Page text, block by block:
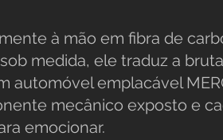
à mão em fibra de
medida, ele traduz a
automóvel emplacável
mecânico exposto e
emocionar.